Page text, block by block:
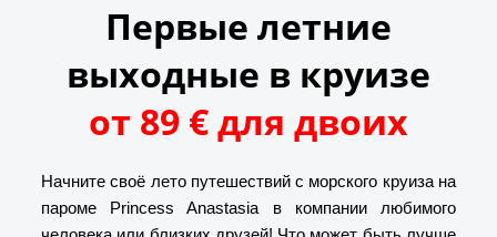
Первые летние
выходные в круизе
от 89 €для двоих
Начните своё лето путешествий с морского круиза на
пароме Princess Anastasia в компании любимого